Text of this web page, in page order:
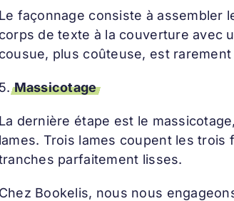
Le façonnage consiste à assembler
corps de texte à la couverture avec
cousue, plus coûteuse, est
5.Massicotage
La dernière étape est le
lames. Trois lames coupent les
parfaitement lisses.
Chez Bookelis, nous nous